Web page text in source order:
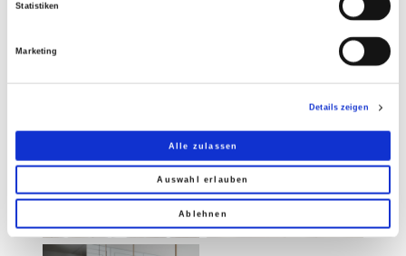
Statistiken
Marketing
Details zeigen
Alle zulassen
Auswahl erlauben
Ablehnen